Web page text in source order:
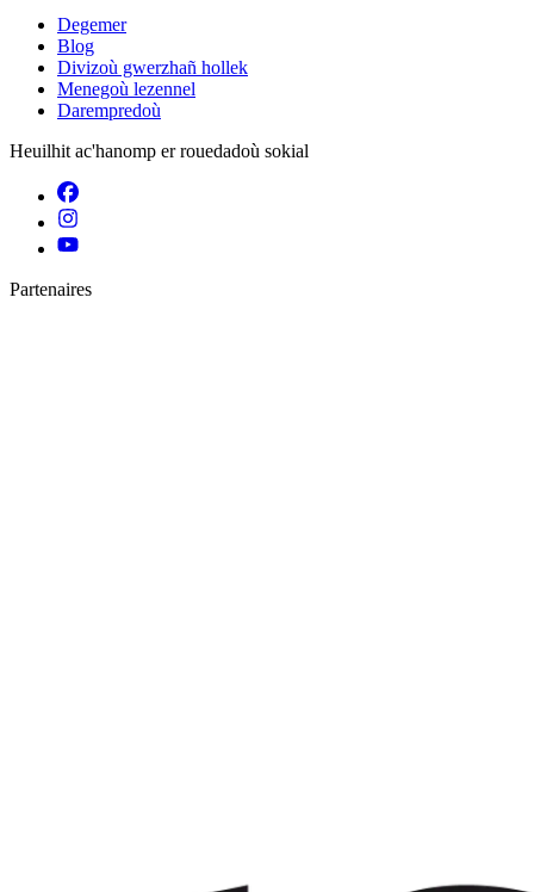
Degemer
Blog
Divizoù gwerzhañ hollek
Menegoù lezennel
Darempredoù
Heuilhit ac'hanomp er rouedadoù sokial
Partenaires